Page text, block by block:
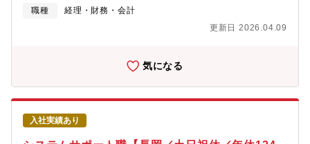
関係なく意見交換ができる環境です。「自分の仕事の範囲を決め
す。【キャリアパス】 まずは主任・係長クラスとして経理業務
ジションへのステップアップも可能です。希望や適性に応じて、
総務・人事・経営企画などの領域へキャリアを広げることもでき
ます。【亀田製菓グループの目指す姿】 亀田製菓は「製菓業」
から「米業」（お米に活用した菓子・加工食品・機能素材などの
価値創造）へ、世界中に美味しさ・健康・感動をお届けする企
業、「ライスイノベーションカンパニー」を目指し、独自価値創
造型の企業体になるべく変革を実行しています。【財務戦略の基
職種
経理・財務・会計
更新日 2026.04.09
気になる
入社実績あり